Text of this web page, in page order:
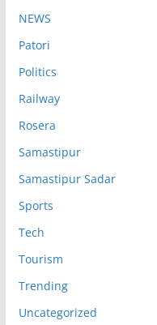
NEWS
Patori
Politics
Railway
Rosera
Samastipur
Samastipur Sadar
Sports
Tech
Tourism
Trending
Uncategorized